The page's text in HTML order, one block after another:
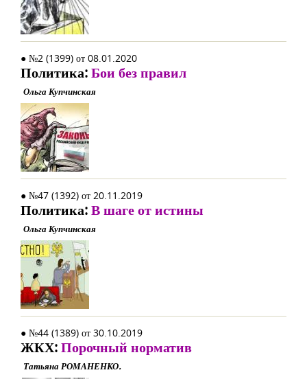
● №2 (1399) от 08.01.2020
Политика:Бои без правил
Ольга Купчинская
● №47 (1392) от 20.11.2019
Политика:В шаге от истины
Ольга Купчинская
● №44 (1389) от 30.10.2019
ЖКХ:Порочный норматив
Татьяна РОМАНЕНКО.